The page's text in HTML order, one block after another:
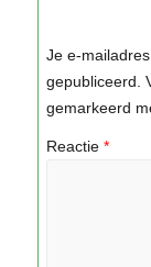
Je e-
gepubliceerd.
gemarkeerd
Reactie *